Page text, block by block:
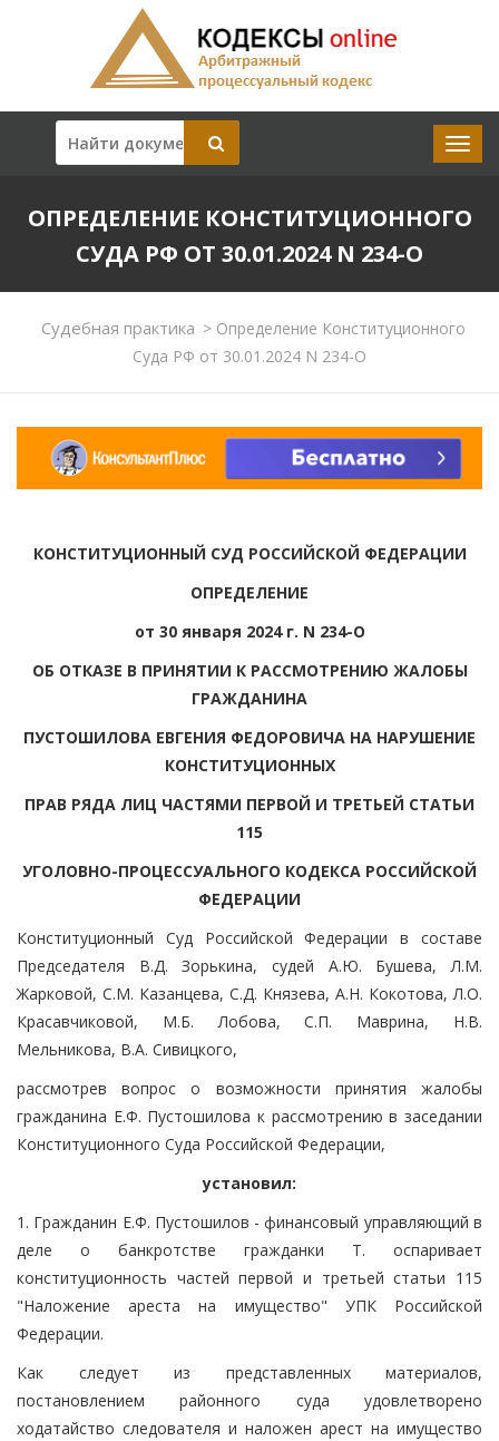
ОПРЕДЕЛЕНИЕ КОНСТИТУЦИОННОГО
СУДА РФ ОТ 30.01.2024 N 234-О
Судебная практика > Определение Конституционного
Суда РФ от 30.01.2024 N 234-О
КОНСТИТУЦИОННЫЙ СУД РОССИЙСКОЙ ФЕДЕРАЦИИ
ОПРЕДЕЛЕНИЕ
от 30 января 2024 г. N 234-О
ОБ ОТКАЗЕ В ПРИНЯТИИ К РАССМОТРЕНИЮ ЖАЛОБЫ
ГРАЖДАНИНА
ПУСТОШИЛОВА ЕВГЕНИЯ ФЕДОРОВИЧА НА НАРУШЕНИЕ
КОНСТИТУЦИОННЫХ
ПРАВ РЯДА ЛИЦ ЧАСТЯМИ ПЕРВОЙ И ТРЕТЬЕЙ СТАТЬИ
115
УГОЛОВНО-ПРОЦЕССУАЛЬНОГО КОДЕКСА РОССИЙСКОЙ
ФЕДЕРАЦИИ
Конституционный Суд Российской Федерации в составе
Председателя В.Д. Зорькина, судей А.Ю. Бушева, Л.М.
Жарковой, С.М. Казанцева, С.Д. Князева, А.Н. Кокотова, Л.О.
Красавчиковой, М.Б. Лобова, С.П. Маврина, Н.В.
Мельникова, В.А. Сивицкого,
рассмотрев вопрос о возможности принятия жалобы
гражданина Е.Ф. Пустошилова к рассмотрению в заседании
Конституционного Суда Российской Федерации,
установил:
1. Гражданин Е.Ф. Пустошилов - финансовый управляющий в
деле о банкротстве гражданки Т. оспаривает
конституционность частей первой и третьей статьи 115
"Наложение ареста на имущество" УПК Российской
Федерации.
Как следует из представленных материалов,
постановлением районного суда удовлетворено
ходатайство следователя и наложен арест на имущество